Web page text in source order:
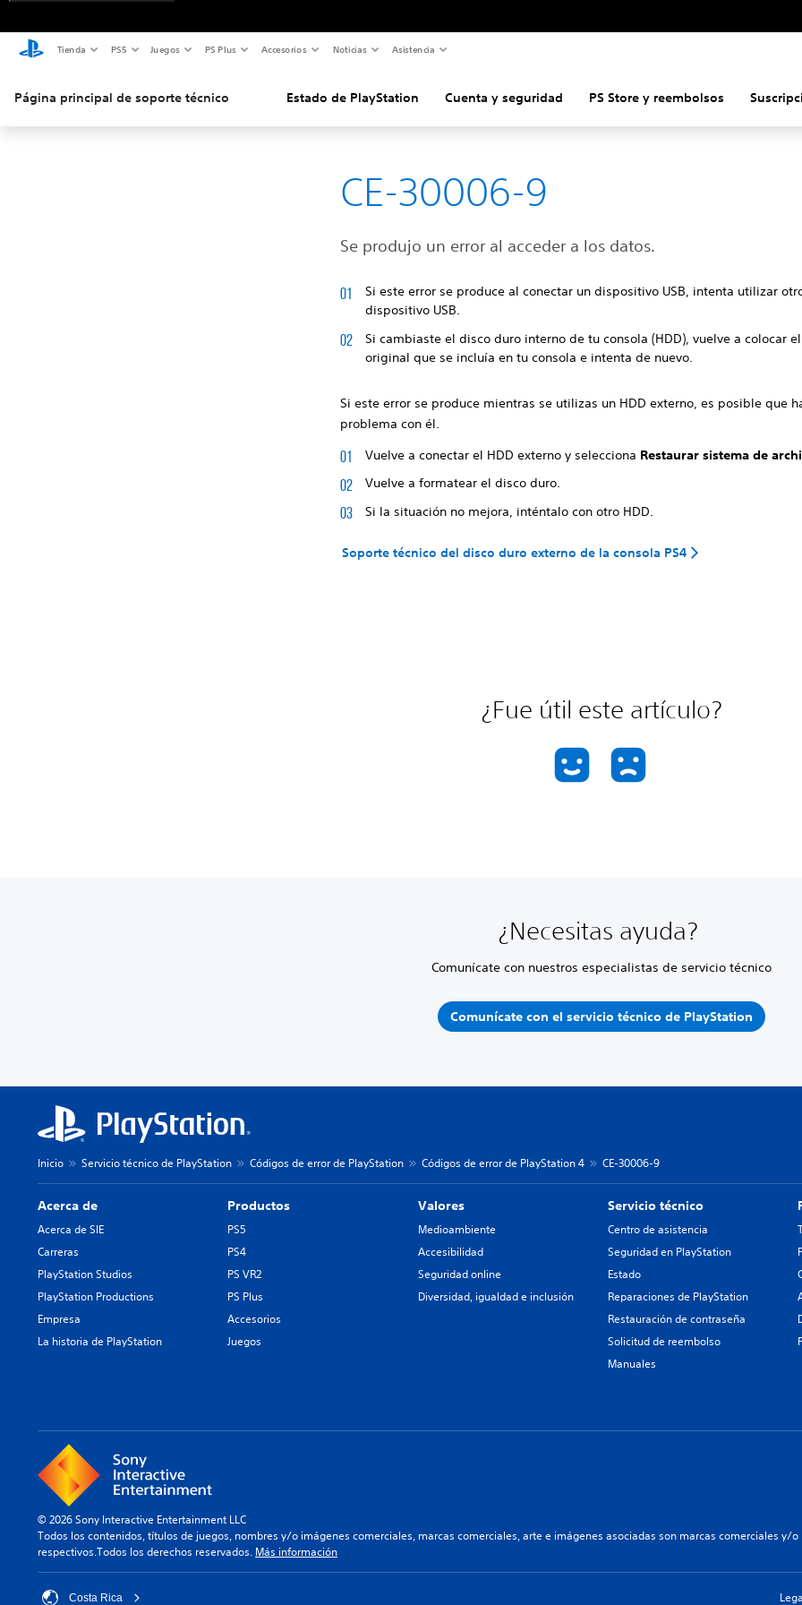
Tienda PS5 Juegos PS Plus Accesorios Noticias Asistencia
Página principal de soporte técnico Estado de PlayStation Cuenta y seguridad PS Store y reembolsos
CE-30006-9
Se produjo un error al acceder a los datos.
Si este error se produce al conectar un dispositivo USB, intenta utilizar
dispositivo USB.
Si cambiaste el disco duro interno de tu consola (HDD), vuelve a colocar el
original que se incluía en tu consola e intenta de nuevo.
Si este error se produce mientras se utilizas un HDD externo, es posible que
problema con él.
Vuelve a conectar el HDD externo y selecciona Restaurar sistema de
Vuelve a formatear el disco duro.
Si la situación no mejora, inténtalo con otro HDD.
Soporte técnico del disco duro externo de la consola PS4
¿Fue útil este artículo?
¿Necesitas ayuda?
Comunícate con nuestros especialistas de servicio técnico
Comunícate con el servicio técnico de PlayStation
Inicio Servicio técnico de PlayStation Códigos de error de PlayStation Códigos de error de PlayStation 4 CE-30006-9
Acerca de
Acerca de SIE
Carreras
PlayStation Studios
PlayStation Productions
Empresa
La historia de PlayStation
Productos
PS5
PS4
PS VR2
PS Plus
Accesorios
Juegos
Valores
Medioambiente
Accesibilidad
Seguridad online
Diversidad, igualdad e inclusión
Servicio técnico
Centro de asistencia
Seguridad en PlayStation
Estado
Reparaciones de PlayStation
Restauración de contraseña
Solicitud de reembolso
Manuales
© 2026 Sony Interactive Entertainment LLC
Todos los contenidos, títulos de juegos, nombres y/o imágenes comerciales, marcas comerciales, arte e imágenes asociadas son marcas comerciales y/
respectivos.Todos los derechos reservados. Más información
Costa Rica